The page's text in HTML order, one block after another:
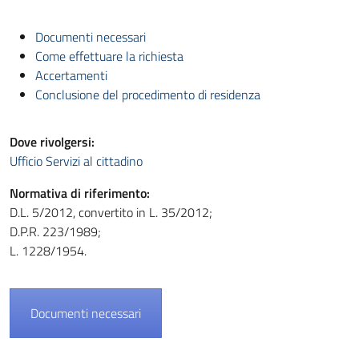
Documenti necessari
Come effettuare la richiesta
Accertamenti
Conclusione del procedimento di residenza
Dove rivolgersi:
Ufficio Servizi al cittadino
Normativa di riferimento:
D.L. 5/2012, convertito in L. 35/2012;
D.P.R. 223/1989;
L. 1228/1954.
Documenti necessari